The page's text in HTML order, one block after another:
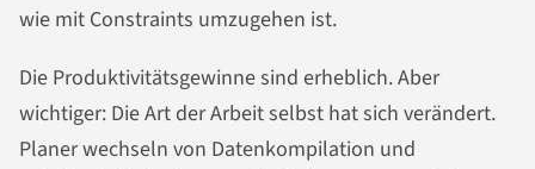
wie mit Constraints umzugehen ist.
Die Produktivitätsgewinne sind erheblich. Aber
wichtiger: Die Art der Arbeit selbst hat sich verändert.
Planer wechseln von Datenkompilation und